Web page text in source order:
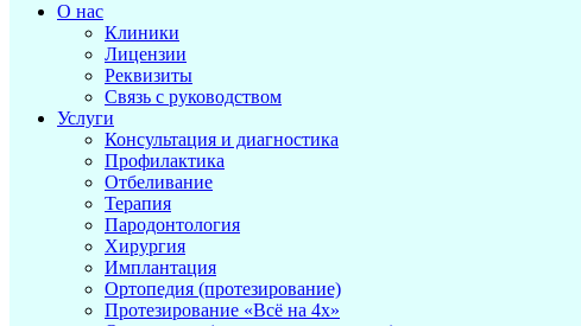
О нас
Клиники
Лицензии
Реквизиты
Связь с руководством
Услуги
Консультация и диагностика
Профилактика
Отбеливание
Терапия
Пародонтология
Хирургия
Имплантация
Ортопедия (протезирование)
Протезирование «Всё на 4х»